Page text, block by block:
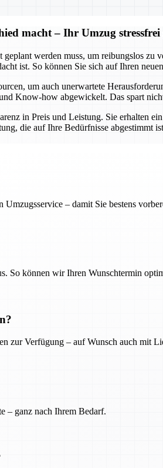
macht – Ihr Umzug
werden muss, um reibungslos
ist. So können Sie sich auf Ihren
um auch unerwartete
Know-how abgewickelt. Das spart
in Preis und Leistung. Sie erhalten
die auf Ihre Bedürfnisse
– damit Sie bestens
So können wir Ihren Wunschtermin
zur Verfügung – auf Wunsch auch mit
– ganz nach Ihrem Bedarf.